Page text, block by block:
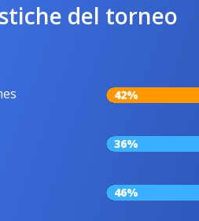
del torneo
42%
36%
46%